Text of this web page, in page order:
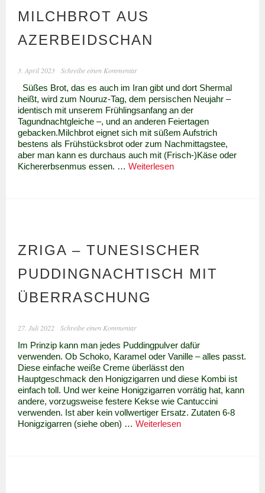
ILCHBROT AUS A
ZERBEIDSCHAN
3. April 2023 Schreibe einen Kommentar
Süßes Brot, das es auch im Iran gibt und dort Shermal
heißt, wird zum Nouruz-Tag, dem persischen Neujahr –
identisch mit unserem Frühlingsanfang an der
Tagundnachtgleiche –, und an anderen Feiertagen
gebacken.Milchbrot eignet sich mit süßem Aufstrich
bestens als Frühstücksbrot oder zum Nachmittagstee,
aber man kann es durchaus auch mit (Frisch-)Käse oder
Kichererbsenmus essen. …WeiterlesenChorek
ZRIGA – TUNESISCHER
PUDDINGNACHTISCH MIT
ÜBERRASCHUNG
27. Juli 2022 Schreibe einen Kommentar
Im Prinzip kann man jedes Puddingpulver dafür
verwenden. Ob Schoko, Karamel oder Vanille – alles passt.
Diese einfache weiße Creme überlässt den
Hauptgeschmack den Honigzigarren und diese Kombi ist
einfach toll. Und wer keine Honigzigarren vorrätig hat, kann
andere, vorzugsweise festere Kekse wie Cantuccini
verwenden. Ist aber kein vollwertiger Ersatz. Zutaten 6-8
Honigzigarren (siehe oben) …WeiterlesenZriga